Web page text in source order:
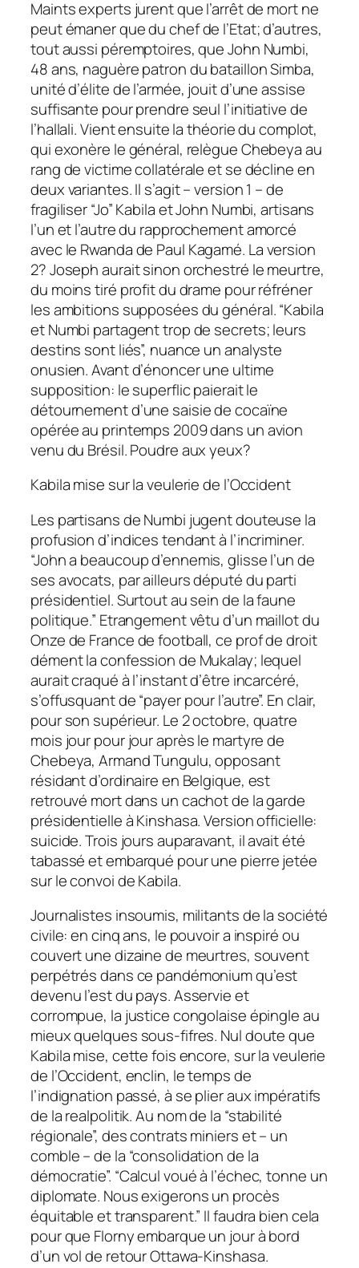
Maints experts jurent que l’arrêt de mort ne
peut émaner que du chef de l’Etat; d’autres,
tout aussi péremptoires, que John Numbi,
48 ans, naguère patron du bataillon Simba,
unité d’élite de l’armée, jouit d’une assise
suffisante pour prendre seul l’initiative de
l’hallali. Vient ensuite la théorie du complot,
qui exonère le général, relègue Chebeya au
rang de victime collatérale et se décline en
deux variantes. Il s’agit – version 1 – de
fragiliser “Jo” Kabila et John Numbi, artisans
l’un et l’autre du rapprochement amorcé
avec le Rwanda de Paul Kagamé. La version
2? Joseph aurait sinon orchestré le meurtre,
du moins tiré profit du drame pour réfréner
les ambitions supposées du général. “Kabila
et Numbi partagent trop de secrets; leurs
destins sont liés”, nuance un analyste
onusien. Avant d’énoncer une ultime
supposition: le superflic paierait le
détournement d’une saisie de cocaïne
opérée au printemps 2009 dans un avion
venu du Brésil. Poudre aux yeux?
Kabila mise sur la veulerie de l’Occident
Les partisans de Numbi jugent douteuse la
profusion d’indices tendant à l’incriminer.
“John a beaucoup d’ennemis, glisse l’un de
ses avocats, par ailleurs député du parti
présidentiel. Surtout au sein de la faune
politique.” Etrangement vêtu d’un maillot du
Onze de France de football, ce prof de droit
dément la confession de Mukalay; lequel
aurait craqué à l’instant d’être incarcéré,
s’offusquant de “payer pour l’autre”. En clair,
pour son supérieur. Le 2 octobre, quatre
mois jour pour jour après le martyre de
Chebeya, Armand Tungulu, opposant
résidant d’ordinaire en Belgique, est
retrouvé mort dans un cachot de la garde
présidentielle à Kinshasa. Version officielle:
suicide. Trois jours auparavant, il avait été
tabassé et embarqué pour une pierre jetée
sur le convoi de Kabila.
Journalistes insoumis, militants de la société
civile: en cinq ans, le pouvoir a inspiré ou
couvert une dizaine de meurtres, souvent
perpétrés dans ce pandémonium qu’est
devenu l’est du pays. Asservie et
corrompue, la justice congolaise épingle au
mieux quelques sous-fifres. Nul doute que
Kabila mise, cette fois encore, sur la veulerie
de l’Occident, enclin, le temps de
l’indignation passé, à se plier aux impératifs
de la realpolitik. Au nom de la “stabilité
régionale”, des contrats miniers et – un
comble – de la “consolidation de la
démocratie”. “Calcul voué à l’échec, tonne un
diplomate. Nous exigerons un procès
équitable et transparent.” Il faudra bien cela
pour que Florny embarque un jour à bord
d’un vol de retour Ottawa-Kinshasa.